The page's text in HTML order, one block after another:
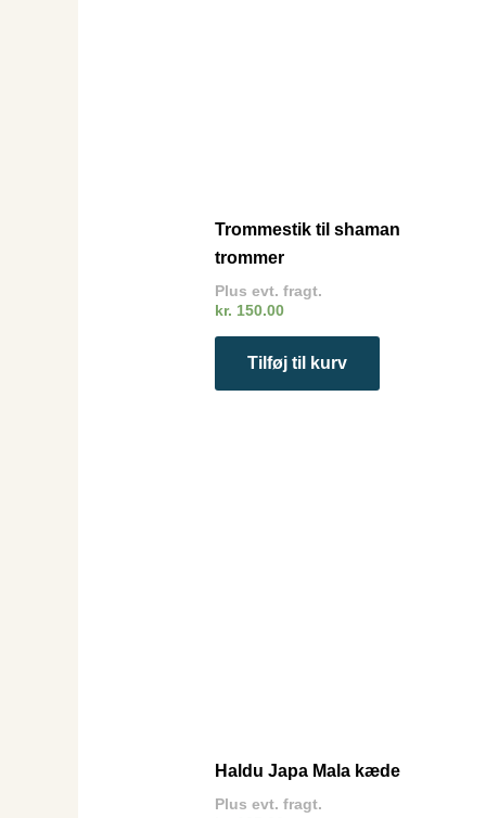
Trommestik til shaman
trommer
Plus evt. fragt.
kr. 150.00
Tilføj til kurv
Haldu Japa Mala kæde
Plus evt. fragt.